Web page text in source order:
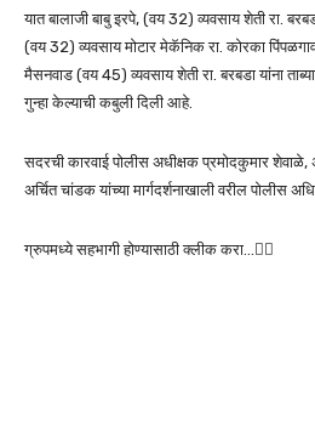
यात बालाजी बाबु इरपे, (वय 32) व्यवसाय शेती रा.
(वय 32) व्यवसाय मोटार मेकॅनिक रा. कोरका
मैसनवाड (वय 45) व्यवसाय शेती रा. बरबडा यांना
गुन्हा केल्याची कबुली दिली आहे.
सदरची कारवाई पोलीस अधीक्षक प्रमोदकुमार शेवाळे,
अर्चित चांडक यांच्या मार्गदर्शनाखाली वरील पोलीस
ग्रुपमध्ये सहभागी होण्यासाठी क्लीक करा…👆🏻